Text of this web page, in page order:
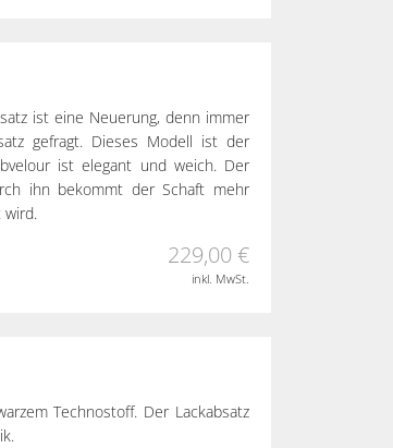
ist eine Neuerung, denn immer
gefragt. Dieses Modell ist der
ist elegant und weich. Der
ihn bekommt der Schaft mehr
wird.
229,00 €
inkl. MwSt.
Technostoff. Der Lackabsatz